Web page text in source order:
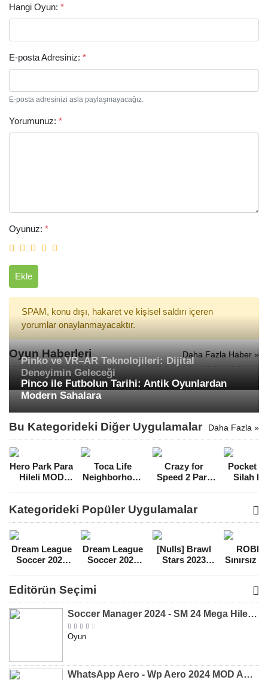
Arama
Hangi Oyun: *
E-posta Adresiniz: *
E-posta adresinizi asla paylaşmayacağız.
Yorumunuz: *
Oyunuz: *
Ekle
SPAM, konu dışı, hakaret ve kişisel saldırı içeren
yorumlar onaylanmayacaktır.
Oyun Haberleri Daha Fazla Haber »
Pinko ve VR–AR Teknolojileri: Dijital
Deneyimin Geleceği
Pinco ile Futbolun Tarihi: Antik Oyunlardan
Modern Sahalara
Bu Kategorideki Diğer Uygulamalar Daha Fazla »
Hero Park Para
Hileli MOD
Toca Life
Neighborhood
Crazy for
Speed 2 Para
[v3.7.5080]
Pocket
Silah
Kategorideki Popüler Uygulamalar
Dream League
Soccer 2021
[v8.31]
Dream League
Soccer 2022
[Nulls] Brawl
Stars 2023
Sınırsız
Editörün Seçimi
Soccer Manager 2024 - SM 24 Mega Hileli MOD APK indir [v3.0.0]
Oyun
WhatsApp Aero - Wp Aero 2024 MOD APK indir [v10.0.2]